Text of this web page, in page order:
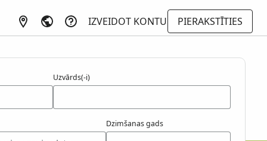
IZVEIDOT KONTU
PIERAKSTĪTIES
Uzvārds(-i)
Dzimšanas gads